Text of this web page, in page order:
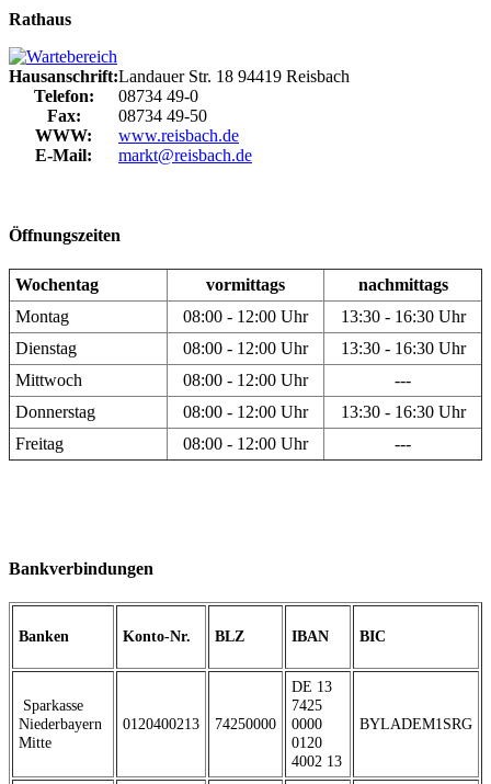
Rathaus
Hausanschrift:Landauer Str. 18 94419 Reisbach
Telefon:
08734 49-0
Fax:
08734 49-50
WWW:
www.reisbach.de
E-Mail:
markt@reisbach.de
Öffnungszeiten
Wochentag vormittags
nachmittags
Montag
08:00 - 12:00 Uhr
13:30 - 16:30 Uhr
Dienstag
08:00 - 12:00 Uhr
13:30 - 16:30 Uhr
Mittwoch
08:00 - 12:00 Uhr
---
Donnerstag
08:00 - 12:00 Uhr
13:30 - 16:30 Uhr
Freitag
08:00 - 12:00 Uhr ---
Bankverbindungen
Banken Konto-Nr. BLZ IBAN BIC
Sparkasse
Niederbayern
Mitte
0120400213 74250000
DE 13
7425
0000
0120
4002 13
BYLADEM1SRG